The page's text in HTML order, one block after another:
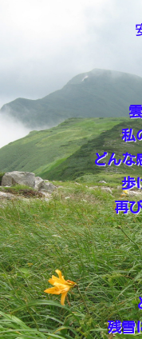
私
どんな
歩
再
残雪